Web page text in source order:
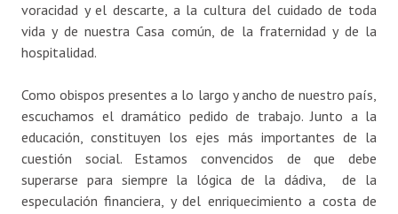
voracidad y el descarte, a la cultura del cuidado de toda
vida y de nuestra Casa común, de la fraternidad y de la
hospitalidad.
Como obispos presentes a lo largo y ancho de nuestro país,
escuchamos el dramático pedido de trabajo. Junto a la
educación, constituyen los ejes más importantes de la
cuestión social. Estamos convencidos de que debe
superarse para siempre la lógica de la dádiva, de la
especulación financiera, y del enriquecimiento a costa de